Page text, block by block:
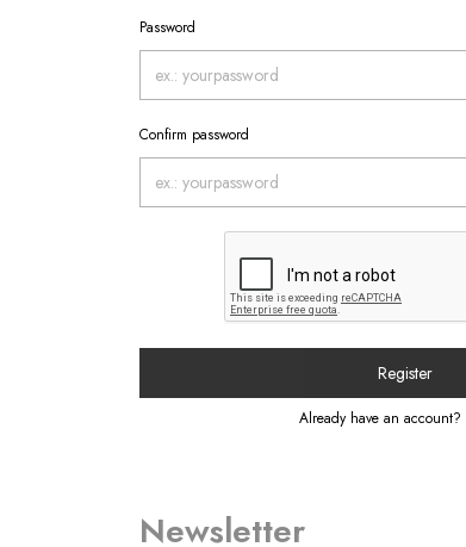
Password
Confirm password
Register
Already have an account?
Newsletter